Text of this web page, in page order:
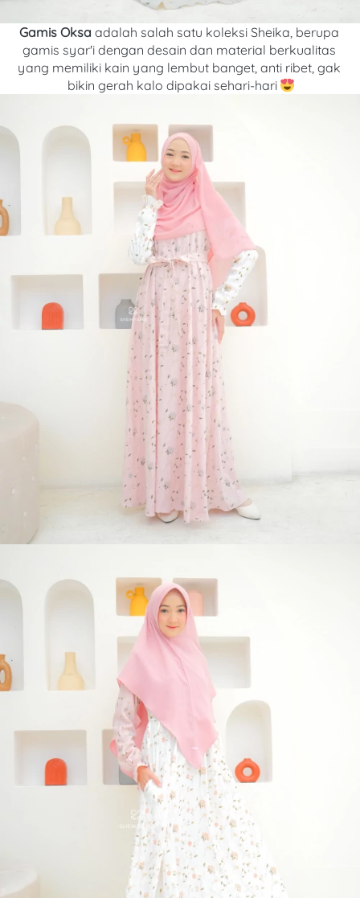
Gamis Oksa adalah salah satu koleksi Sheika, berupa
gamis syar'i dengan desain dan material berkualitas
yang memiliki kain yang lembut banget, anti ribet, gak
bikin gerah kalo dipakai sehari-hari